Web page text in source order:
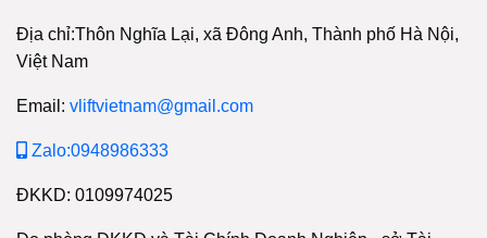
Địa chỉ:Thôn Nghĩa Lại, xã Đông Anh, Thành phố Hà Nội,
Việt Nam
Email: vliftvietnam@gmail.com
Zalo:0948986333
ĐKKD: 0109974025